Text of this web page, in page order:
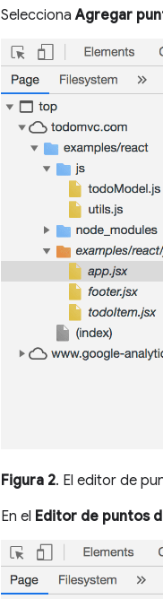
SeleccionaAgregar
Figura 2. El editor de
En el Editor de puntos